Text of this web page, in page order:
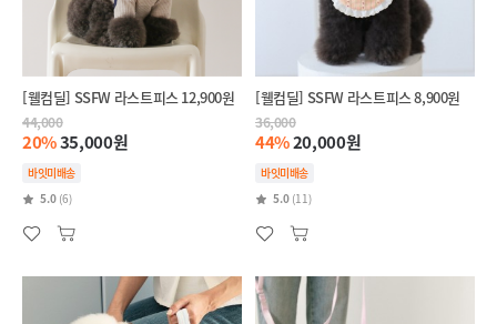
[웰컴딜] SSFW 라스트피스 12,900원
44,000
20%35,000원
바잇미배송
5.0 (6)
[웰컴딜] SSFW 라스트피스 8,900원
36,000
44%20,000원
바잇미배송
5.0 (11)